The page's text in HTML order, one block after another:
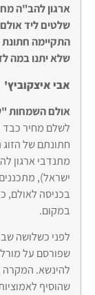
ארגון להב"ה
שלטים ליד
התקיימה חתונת
שלא יתנו במה
אבי איצקוביץ'
אולם השמחות
לשלם מחיר כבד
חתונתם של הזוג
מתנדבי ארגון
ישראל),
בכניסה לאולם,
במקום.
לפני כשלושה
שפורסם על
להינשא. המקרה
שהוסיף